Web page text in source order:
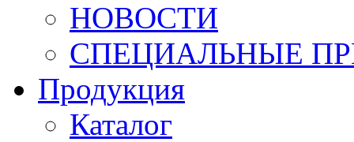
НОВОСТИ
СПЕЦИАЛЬНЫЕ
Продукция
Каталог